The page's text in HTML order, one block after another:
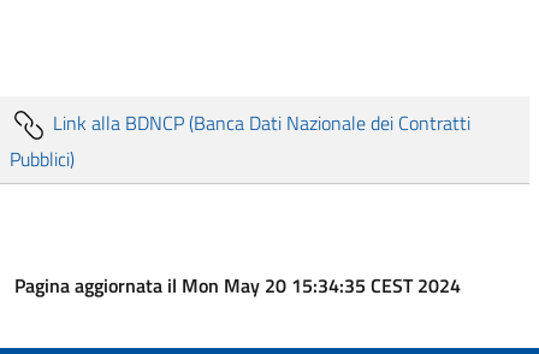
Link alla BDNCP (Banca Dati Nazionale dei Contratti
Pubblici)
Pagina aggiornata il Mon May 20 15:34:35 CEST 2024